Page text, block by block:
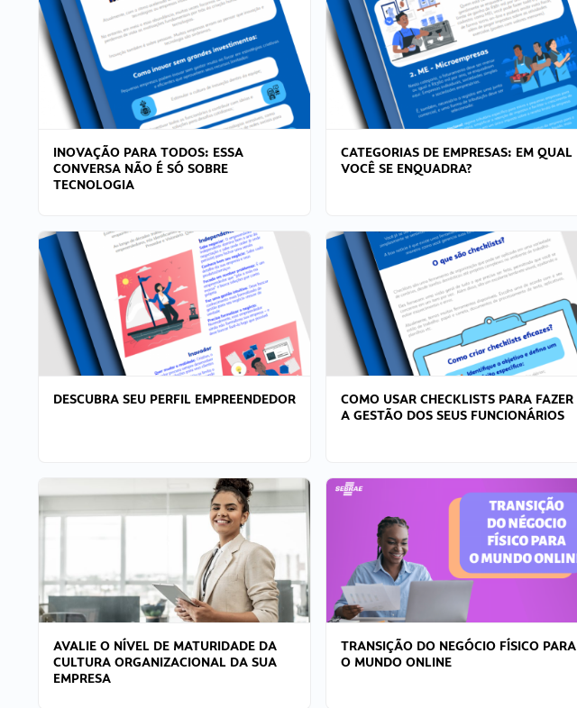
INOVAÇÃO PARA TODOS: ESSA
CONVERSA NÃO É SÓ SOBRE
TECNOLOGIA
CATEGORIAS DE EMPRESAS: EM QUAL
VOCÊ SE ENQUADRA?
DESCUBRA SEU PERFIL EMPREENDEDOR
COMO USAR CHECKLISTS PARA FAZER
A GESTÃO DOS SEUS FUNCIONÁRIOS
AVALIE O NÍVEL DE MATURIDADE DA
CULTURA ORGANIZACIONAL DA SUA
EMPRESA
TRANSIÇÃO DO NEGÓCIO FÍSICO PARA
O MUNDO ONLINE